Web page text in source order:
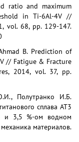
ratio and maximum
in Ti-6Al-4V //
vol. 68, pp. 129-147.
B. Prediction of
// Fatigue & Fracture
2014, vol. 37, pp.
Полутранко И.Б.
сплава АТ3
и 3,5 %-ом водном
материалов.